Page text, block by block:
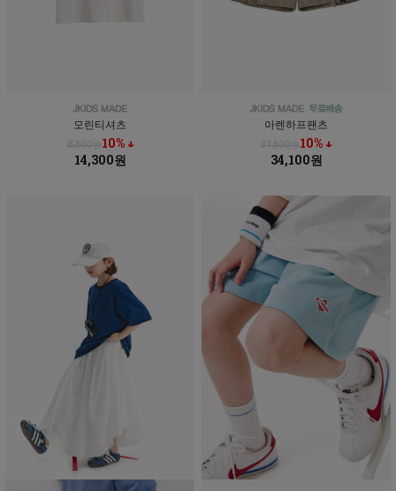
모린티셔츠
15,800원10% ↓
14,300원
아렌하프팬츠
37,800원10% ↓
34,100원